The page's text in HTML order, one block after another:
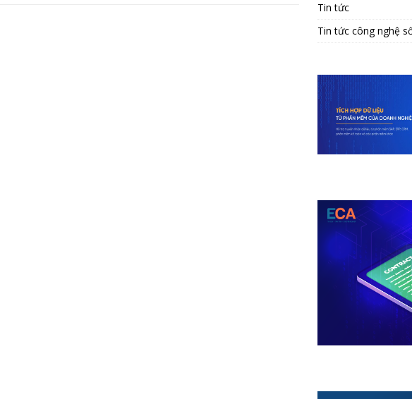
Tin tức
Tin tức công nghệ